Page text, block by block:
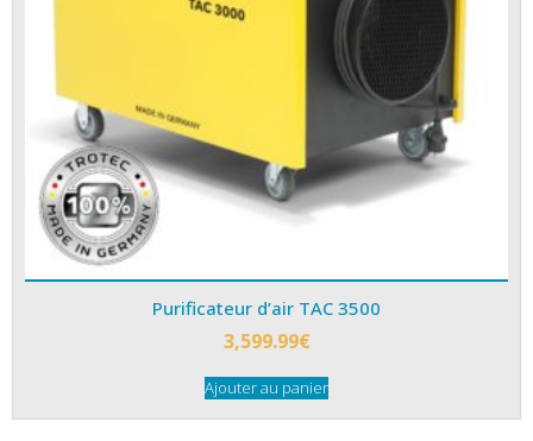
Purificateur d’air TAC 3500
3,599.99€
Ajouter au panier